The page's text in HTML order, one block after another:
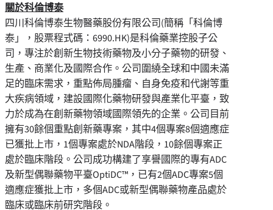
關於科倫博泰
四川科倫博泰生物醫藥股份有限公司(簡稱「科倫博
泰」，股票程式碼：6990.HK)是科倫藥業控股子公
司，專注於創新生物技術藥物及小分子藥物的研發、
生產、商業化及國際合作。公司圍繞全球和中國未滿
足的臨床需求，重點佈局腫瘤、自身免疫和代謝等重
大疾病領域，建設國際化藥物研發與產業化平臺，致
力於成為在創新藥物領域國際領先的企業。公司目前
擁有30餘個重點創新藥專案，其中4個專案8個適應症
已獲批上市，1個專案處於NDA階段，10餘個專案正
處於臨床階段。公司成功構建了享譽國際的專有ADC
及新型偶聯藥物平臺OptiDC™，已有2個ADC專案5個
適應症獲批上市，多個ADC或新型偶聯藥物產品處於
臨床或臨床前研究階段。